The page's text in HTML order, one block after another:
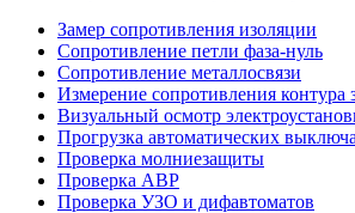
Замер сопротивления изоляции
Сопротивление петли фаза-нуль
Сопротивление металлосвязи
Измерение сопротивления контура
Визуальный осмотр
Прогрузка автоматических
Проверка молниезащиты
Проверка АВР
Проверка УЗО и дифавтоматов